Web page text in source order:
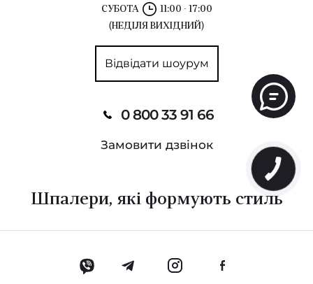
СУБОТА
11:00 - 17:00
(НЕДІЛЯ ВИХІДНИЙ)
Відвідати шоурум
0 800 33 91 66
Замовити дзвінок
Шпалери, які формують стиль